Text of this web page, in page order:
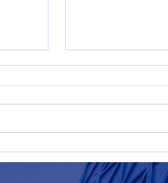
Desarrollo sostenible